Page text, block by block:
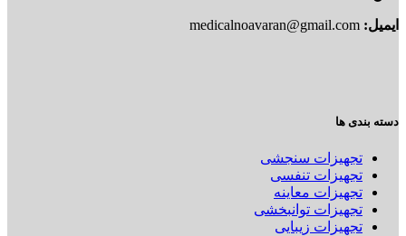
ایمیل:
دسته بندی ها
تجهیزات سنجشی
تجهیزات تنفسی
تجهیزات معاینه
تجهیزات توانبخشی
تجهیزات زیبایی